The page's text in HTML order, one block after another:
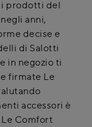
prodotti del
anni,
decise e
di Salotti
in negozio ti
firmate Le
accessori è
Comfort